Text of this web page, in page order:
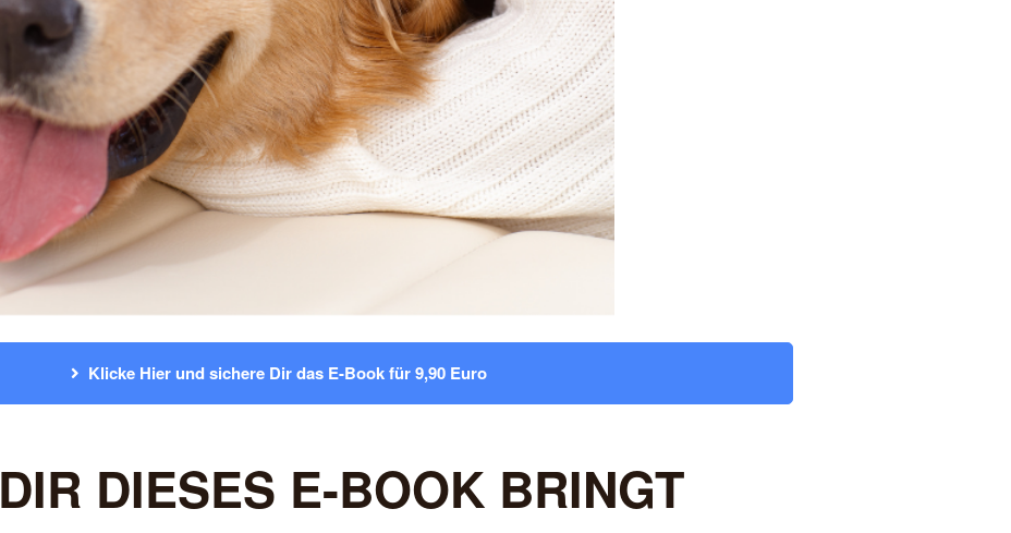
Klicke Hier und sichere Dir das E-Book für 9,90 Euro
DIR DIESES E-BOOK BRINGT